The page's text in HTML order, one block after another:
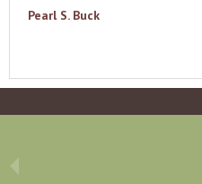
Pearl S. Buck